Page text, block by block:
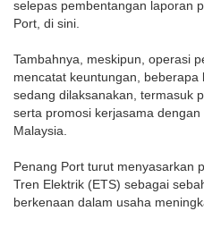
selepas pembentangan laporan
Port, di sini.
Tambahnya, meskipun, operasi
mencatat keuntungan, beberapa
sedang dilaksanakan, termasuk
serta promosi kerjasama
Malaysia.
Penang Port turut menyasarkan
Tren Elektrik (ETS) sebagai
berkenaan dalam usaha